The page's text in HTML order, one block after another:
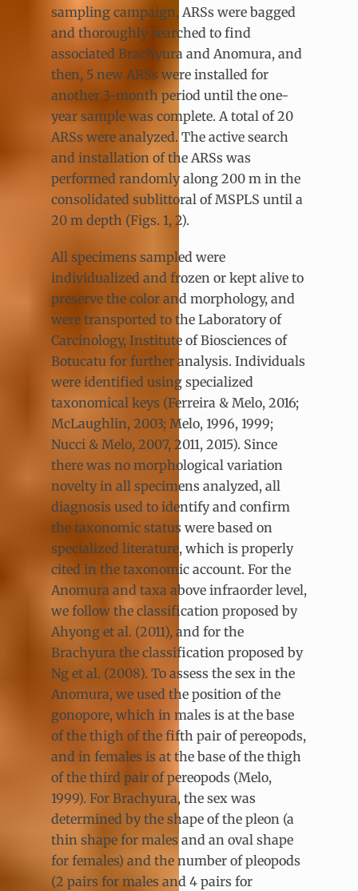
sampling campaign, ARSs were bagged
and thoroughly searched to find
associated Brachyura and Anomura, and
then, 5 new ARSs were installed for
another 3-month period until the one-
year sample was complete. A total of 20
ARSs were analyzed. The active search
and installation of the ARSs was
performed randomly along 200 m in the
consolidated sublittoral of MSPLS until a
20 m depth (Figs. 1, 2).
All specimens sampled were
individualized and frozen or kept alive to
preserve the color and morphology, and
were transported to the Laboratory of
Carcinology, Institute of Biosciences of
Botucatu for further analysis. Individuals
were identified using specialized
taxonomical keys (Ferreira & Melo, 2016;
McLaughlin, 2003; Melo, 1996, 1999;
Nucci & Melo, 2007, 2011, 2015). Since
there was no morphological variation
novelty in all specimens analyzed, all
diagnosis used to identify and confirm
the taxonomic status were based on
specialized literature, which is properly
cited in the taxonomic account. For the
Anomura and taxa above infraorder level,
we follow the classification proposed by
Ahyong et al. (2011), and for the
Brachyura the classification proposed by
Ng et al. (2008). To assess the sex in the
Anomura, we used the position of the
gonopore, which in males is at the base
of the thigh of the fifth pair of pereopods,
and in females is at the base of the thigh
of the third pair of pereopods (Melo,
1999). For Brachyura, the sex was
determined by the shape of the pleon (a
thin shape for males and an oval shape
for females) and the number of pleopods
(2 pairs for males and 4 pairs for